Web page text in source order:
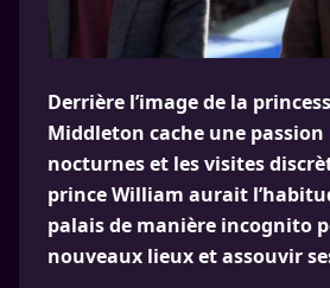
Derrière l’image de la
Middleton cache une
nocturnes et les visites
prince William aurait
palais de manière incognito
nouveaux lieux et assouvir